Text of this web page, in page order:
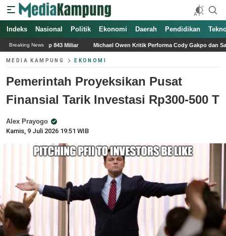
Indeks Nasional Politik Ekonomi Daerah Pendidikan
Breaking News
Michael Owen Kritik Performa Cody Gakpo dan Saran soal Transfer
MEDIA KAMPUNG EKONOMI
Pemerintah Proyeksikan Pusat
Finansial Tarik Investasi Rp300-500 T
Alex Prayogo
Kamis, 9 Juli 2026 19:51 WIB